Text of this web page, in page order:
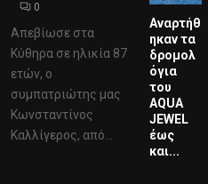
0
Απεβίωσε στα
Κύθηρα σε ηλικία 87
ετών, ο
συμπατριώτης μας
Κωνσταντίνος
Καλλίγερος, από...
Αναρτήθ
ηκαν τα
δρομολ
όγια
του
AQUA
JEWEL
έως
και...